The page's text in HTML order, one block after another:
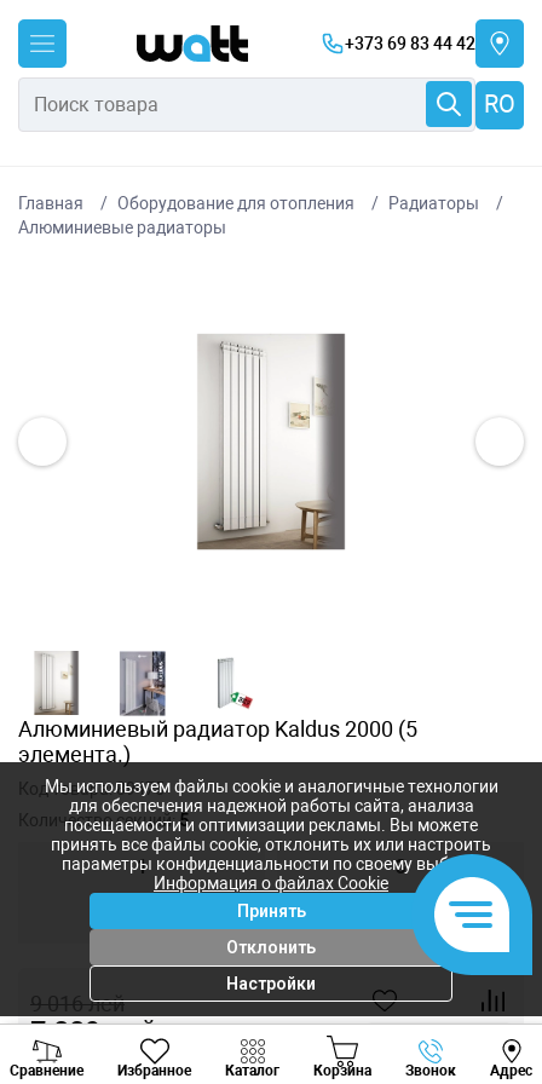
+373 69 83 44 42
RO
Главная Оборудование для отопления
Радиаторы
Алюминиевые радиаторы
Алюминиевый радиатор Kaldus 2000 (5
элемента.)
Код товара:89475
Количество секций:5
1 3
9 016лей
7 889лей
Сравнение Избранное Каталог Корзина Звонок Адрес
Viber Whatsapp
Мы используем файлы cookie и аналогичные технологии
для обеспечения надежной работы сайта, анализа
посещаемости и оптимизации рекламы. Вы можете
принять все файлы cookie, отклонить их или настроить
параметры конфиденциальности по своему выбору.
Информация о файлах Cookie
Принять
Отклонить
Настройки